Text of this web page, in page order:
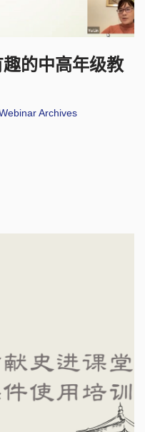
的中高年级教
Archives